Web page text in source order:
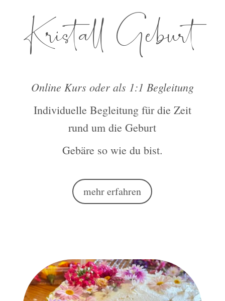
Kristall Geburt
Online Kurs oder als 1:1 Begleitung
Individuelle Begleitung für die Zeit
rund um die Geburt
Gebäre so wie du bist.
mehr erfahren